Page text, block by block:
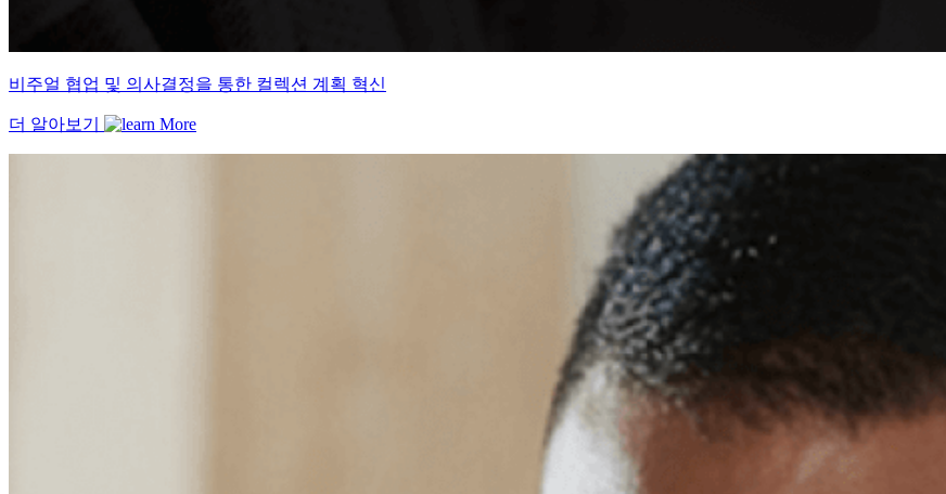
비주얼 협업 및 의사결정을 통한 컬렉션 계획 혁신
더 알아보기